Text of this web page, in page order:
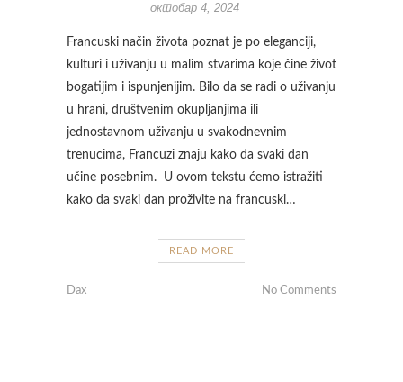
октобар 4, 2024
Francuski način života poznat je po eleganciji,
kulturi i uživanju u malim stvarima koje čine život
bogatijim i ispunjenijim. Bilo da se radi o uživanju
u hrani, društvenim okupljanjima ili
jednostavnom uživanju u svakodnevnim
trenucima, Francuzi znaju kako da svaki dan
učine posebnim. U ovom tekstu ćemo istražiti
kako da svaki dan proživite na francuski…
READ MORE
Dax No Comments